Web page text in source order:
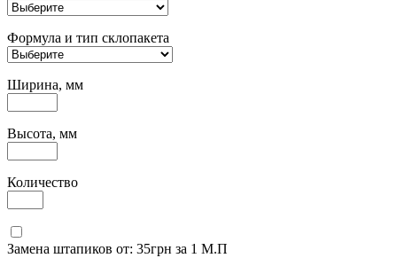
Формула и тип склопакета
Ширина, мм
Высота, мм
Количество
Замена штапиков от: 35грн за 1 М.П